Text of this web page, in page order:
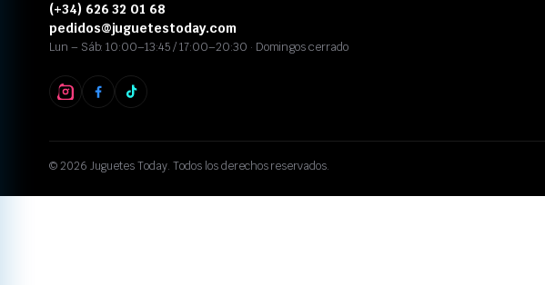
(+34) 626 32 01 68
pedidos@juguetestoday.com
Lun – Sáb: 10:00–13:45 / 17:00–20:30 · Domingos cerrado
© 2026 Juguetes Today. Todos los derechos reservados.